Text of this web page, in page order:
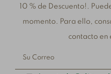
10 % de Descuento!.
momento. Para ello,
contacto en